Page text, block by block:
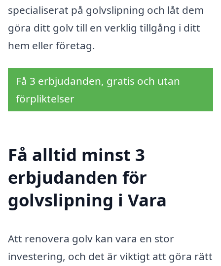
specialiserat på golvslipning och låt dem
göra ditt golv till en verklig tillgång i ditt
hem eller företag.
Få 3 erbjudanden, gratis och utan
förpliktelser
Få alltid minst 3
erbjudanden för
golvslipning i Vara
Att renovera golv kan vara en stor
investering, och det är viktigt att göra rätt